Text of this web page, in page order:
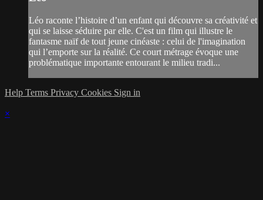
Léo raconte l’histoire d’un enfant qui découvre sa créativité et
qui se laisse séduire par elle. C'est un film qui illustre le
fantasme naïf de tout jeune cinéaste : celui de l'imagination
qui l’emporte sur la réalité. Ce court métrage évoque une
problématique importante entourant le milieu tradi...
Help Terms Privacy Cookies Sign in
×